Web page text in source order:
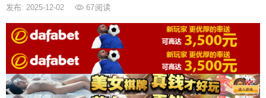
发布: 2025-12-02 67阅读